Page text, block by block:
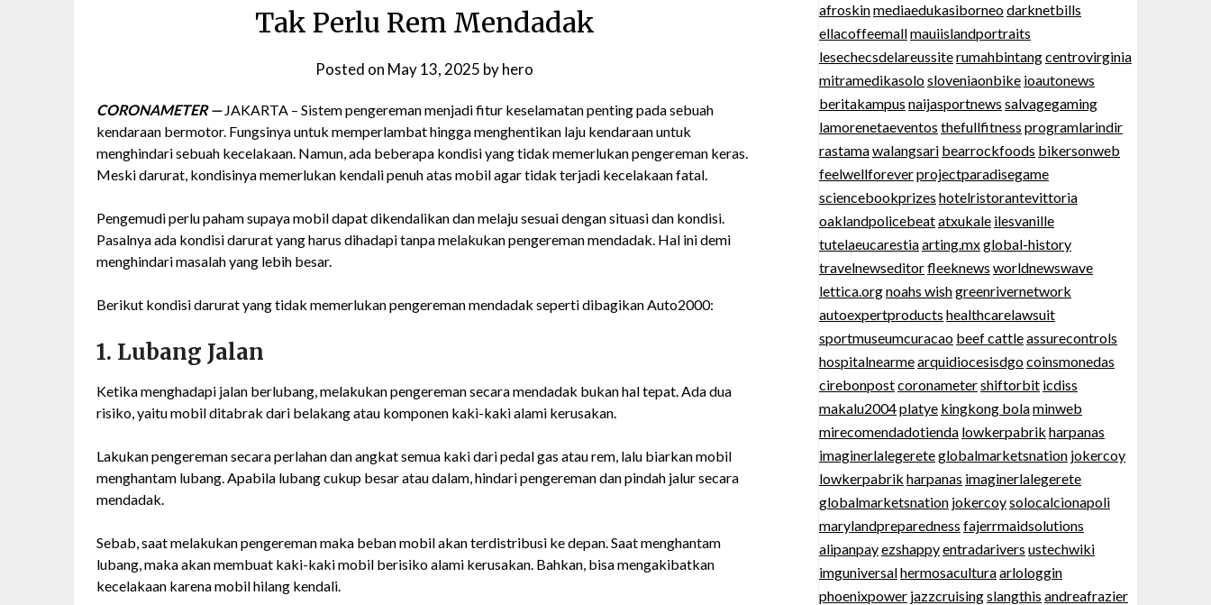
Tak Perlu Rem Mendadak
Posted on May 13, 2025 byhero
CORONAMETER —JAKARTA – Sistem pengereman menjadi fitur keselamatan penting pada sebuah
kendaraan bermotor. Fungsinya untuk memperlambat hingga menghentikan laju kendaraan untuk
menghindari sebuah kecelakaan. Namun, ada beberapa kondisi yang tidak memerlukan pengereman keras.
Meski darurat, kondisinya memerlukan kendali penuh atas mobil agar tidak terjadi kecelakaan fatal.
Pengemudi perlu paham supaya mobil dapat dikendalikan dan melaju sesuai dengan situasi dan kondisi.
Pasalnya ada kondisi darurat yang harus dihadapi tanpa melakukan pengereman mendadak. Hal ini demi
menghindari masalah yang lebih besar.
Berikut kondisi darurat yang tidak memerlukan pengereman mendadak seperti dibagikan Auto2000:
1. Lubang Jalan
Ketika menghadapi jalan berlubang, melakukan pengereman secara mendadak bukan hal tepat. Ada dua
risiko, yaitu mobil ditabrak dari belakang atau komponen kaki-kaki alami kerusakan.
Lakukan pengereman secara perlahan dan angkat semua kaki dari pedal gas atau rem, lalu biarkan mobil
menghantam lubang. Apabila lubang cukup besar atau dalam, hindari pengereman dan pindah jalur secara
mendadak.
Sebab, saat melakukan pengereman maka beban mobil akan terdistribusi ke depan. Saat menghantam
lubang, maka akan membuat kaki-kaki mobil berisiko alami kerusakan. Bahkan, bisa mengakibatkan
kecelakaan karena mobil hilang kendali.
afroskinmediaedukasiborneodarknetbills
ellacoffeemallmauiislandportraits
lesechecsdelareussiterumahbintangcentrovirginia
mitramedikasolosloveniaonbike ioautonews
beritakampus naijasportnews salvagegaming
lamorenetaeventos thefullfitness programlarindir
rastamawalangsari bearrockfoods bikersonweb
feelwellforeverprojectparadisegame
sciencebookprizes hotelristorantevittoria
oaklandpolicebeatatxukale ilesvanille
tutelaeucarestiaarting.mxglobal-history
travelnewseditorfleeknews worldnewswave
lettica.orgnoahs wishgreenrivernetwork
autoexpertproducts healthcarelawsuit
sportmuseumcuracao beef cattleassurecontrols
hospitalnearmearquidiocesisdgocoinsmonedas
cirebonpostcoronametershiftorbit icdiss
makalu2004platye kingkong bolaminweb
mirecomendadotienda lowkerpabrik harpanas
imaginerlalegereteglobalmarketsnation jokercoy
lowkerpabrik harpanas imaginerlalegerete
globalmarketsnation jokercoysolocalcionapoli
marylandpreparedness fajerrmaidsolutions
alipanpayezshappyentradarivers ustechwiki
imguniversalhermosaculturaarlologgin
phoenixpower jazzcruisingslangthis andreafrazier